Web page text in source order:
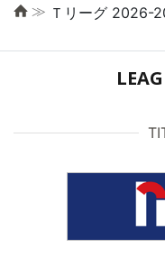
≫ Ｔリーグ 2026-